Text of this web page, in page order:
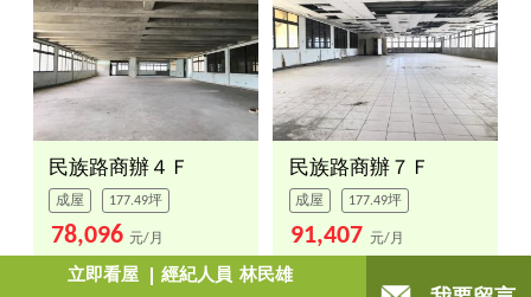
立即看屋 經紀人員 林民雄
民族路商辦４Ｆ
成屋 177.49坪
78,096 元/月
民族路商辦７Ｆ
成屋 177.49坪
91,407 元/月